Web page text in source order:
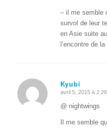
– il me semble
survol de leur
en Asie suite
l’encontre de
Kyubi
dit
:
avril 5, 2015 à
@ nightwings
Il me semble